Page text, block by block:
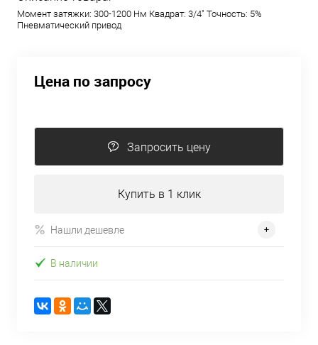
Момент затяжки: 300-1200 Нм Квадрат: 3/4" Точность: 5%
Пневматический привод
Цена по запросу
Запросить цену
Купить в 1 клик
Нашли дешевле
В наличии